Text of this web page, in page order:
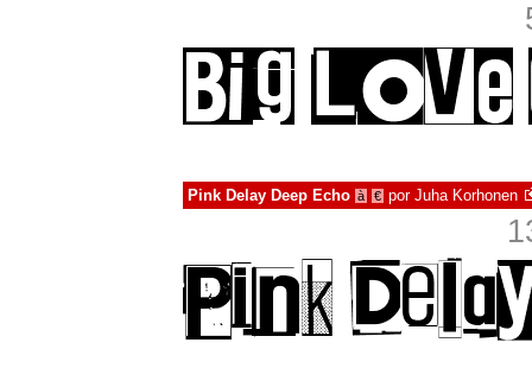
Pink Delay Deep Echo à € por Juha Korhonen